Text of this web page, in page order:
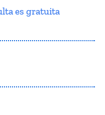
es gratuita